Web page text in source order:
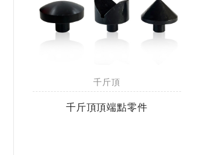
千斤頂
千斤頂頂端點零件